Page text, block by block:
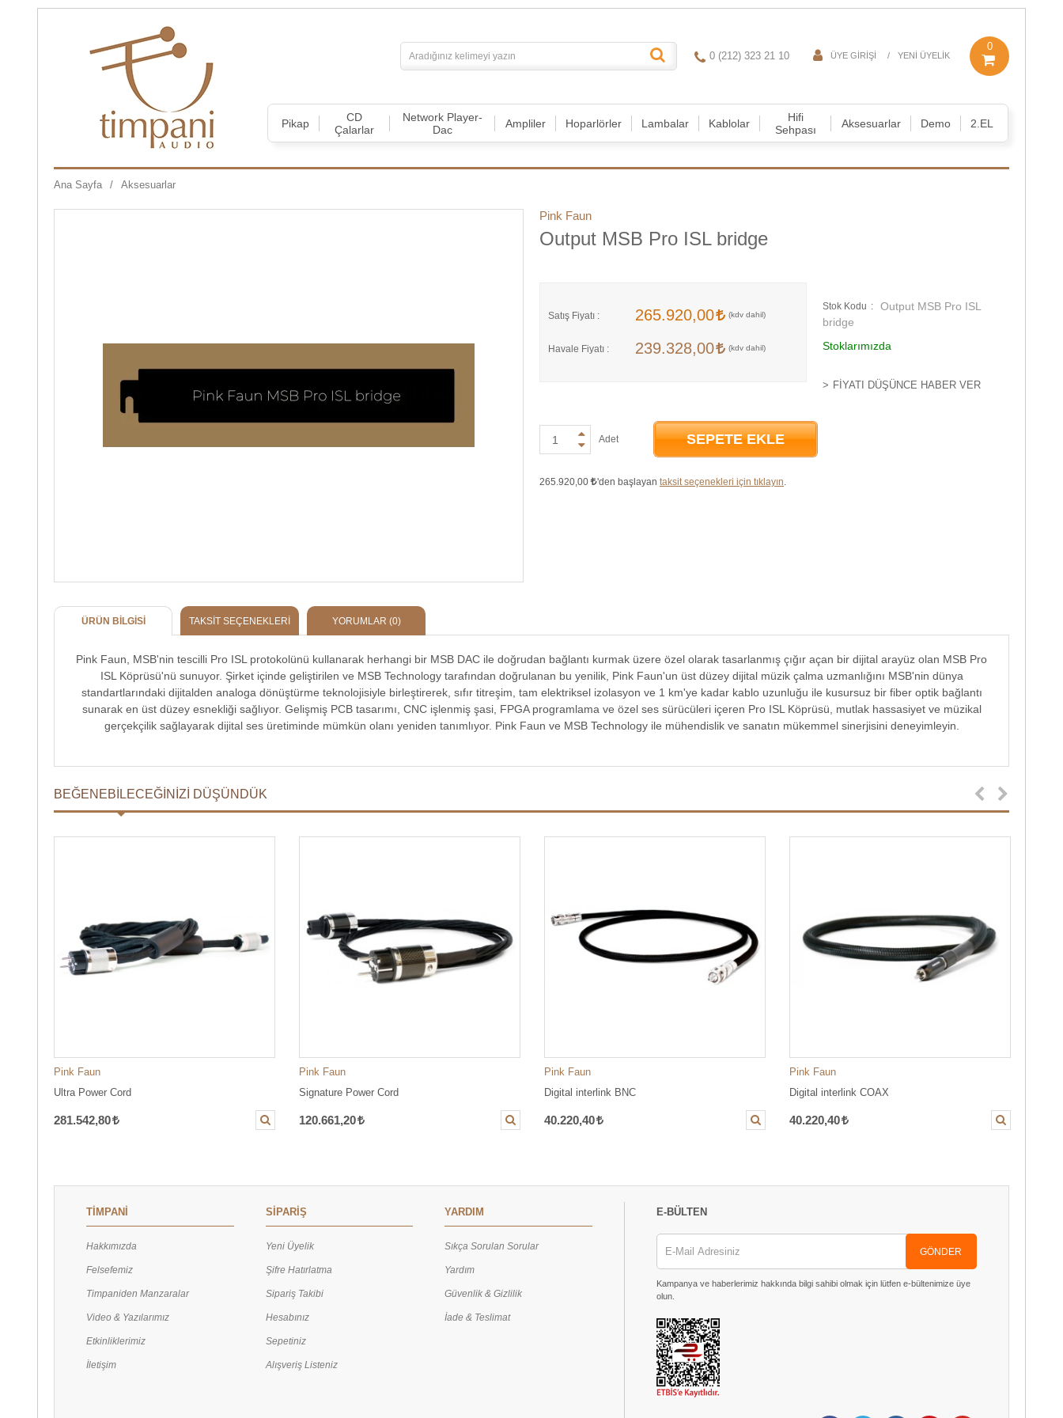
0 (212) 323 21 10 ÜYE GIRIŞI YENI ÜYELIK
0
Pikap
CD
Çalarlar
Network Player-
Dac
Ampliler Hoparlörler Lambalar Kablolar
Hifi
Sehpası
Aksesuarlar Demo 2.EL
Ana Sayfa Aksesuarlar
Pink Faun
Output MSB Pro ISL bridge
Satış Fiyatı : 265.920,00
Havale Fiyatı : 239.328,00
Stok Kodu
Output MSB Pro ISL
bridge
Stoklarımızda
FIYATI DÜŞÜNCE HABER VER
Adet SEPETE EKLE
265.920,00 'den başlayan taksit seçenekleri için tıklayın.
ÜRÜN BILGISI TAKSIT SEÇENEKLERI YORUMLAR (0)
Pink Faun, MSB'nin tescilli Pro ISL protokolünü kullanarak herhangi bir MSB DAC ile doğrudan bağlantı kurmak üzere özel olarak tasarlanmış çığır açan bir dijital arayüz olan MSB Pro
ISL Köprüsü'nü sunuyor. Şirket içinde geliştirilen ve MSB Technology tarafından doğrulanan bu yenilik, Pink Faun'un üst düzey dijital müzik çalma uzmanlığını MSB'nin dünya
standartlarındaki dijitalden analoga dönüştürme teknolojisiyle birleştirerek, sıfır titreşim, tam elektriksel izolasyon ve 1 km'ye kadar kablo uzunluğu ile kusursuz bir fiber optik bağlantı
sunarak en üst düzey esnekliği sağlıyor. Gelişmiş PCB tasarımı, CNC işlenmiş şasi, FPGA programlama ve özel ses sürücüleri içeren Pro ISL Köprüsü, mutlak hassasiyet ve müzikal
gerçekçilik sağlayarak dijital ses üretiminde mümkün olanı yeniden tanımlıyor. Pink Faun ve MSB Technology ile mühendislik ve sanatın mükemmel sinerjisini deneyimleyin.
BEĞENEBILECEĞINIZI DÜŞÜNDÜK
Pink Faun
Ultra Power Cord
281.542,80
Pink Faun
Signature Power Cord
120.661,20
Pink Faun
Digital interlink BNC
40.220,40
Pink Faun
Digital interlink COAX
40.220,40
TİMPANİ
Hakkımızda
Felsefemiz
Timpaniden Manzaralar
Video & Yazılarımız
Etkinliklerimiz
İletişim
SİPARİŞ
Yeni Üyelik
Şifre Hatırlatma
Sipariş Takibi
Hesabınız
Sepetiniz
Alışveriş Listeniz
YARDIM
Sıkça Sorulan Sorular
Yardım
Güvenlik & Gizlilik
İade & Teslimat
E-BÜLTEN
GÖNDER
Kampanya ve haberlerimiz hakkında bilgi sahibi olmak için lütfen e-bültenimize üye
olun.